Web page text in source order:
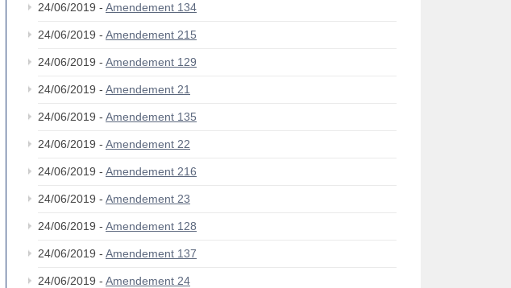
24/06/2019 - Amendement 134
24/06/2019 - Amendement 215
24/06/2019 - Amendement 129
24/06/2019 - Amendement 21
24/06/2019 - Amendement 135
24/06/2019 - Amendement 22
24/06/2019 - Amendement 216
24/06/2019 - Amendement 23
24/06/2019 - Amendement 128
24/06/2019 - Amendement 137
24/06/2019 - Amendement 24